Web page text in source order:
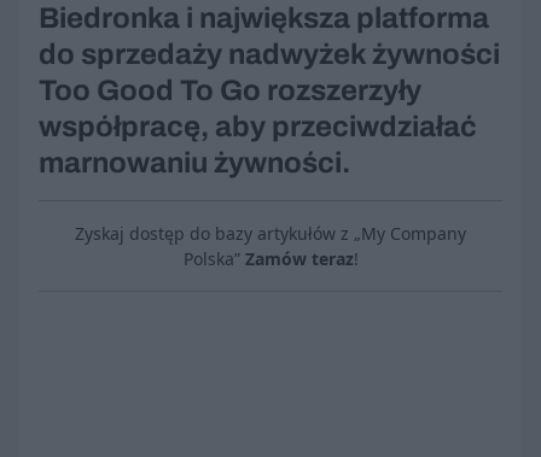
Biedronka i największa platforma
do sprzedaży nadwyżek żywności
Too Good To Go rozszerzyły
współpracę, aby przeciwdziałać
marnowaniu żywności.
Zyskaj dostęp do bazy artykułów z „My Company
Polska” Zamów teraz!